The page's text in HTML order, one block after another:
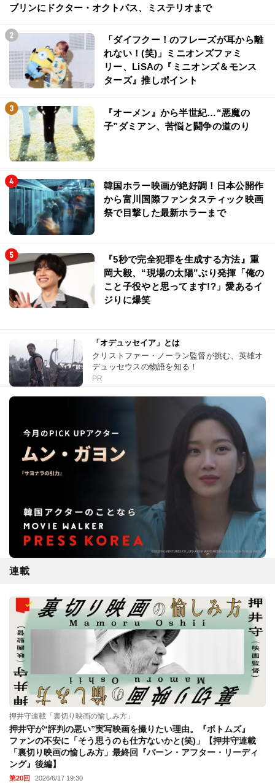
ブリンにドクター・オクトパス、ミステリオまで
「ダイフクー！のフレーズが耳から離
れない！(笑)」ミニオンズファミ
リー、LiSAの『ミニオンズ＆モンス
ターズ』推しポイント
『オーメン』から半世紀…“悪魔の
子”ダミアン、苦悩と闘争の道のり
韓国ホラー映画が絶好調！日本公開作
から富川国際ファンタスティック映画
祭で目撃した最新ホラーまで
『5秒で完全犯罪を生成する方法』重
岡大毅、“現場の太陽”ぶり発揮「俺の
こと子役やと思ってます!?」愛あるイ
ジりに爆笑
「オデュッセイア」とは
クリストファー・ノーラン監督が挑む、英雄オ
デュッセウスの物語を知る！
PR
連載
押井守連載「裏切り映画の愉しみ方」
押井守が“評判の悪い”実写映画を撮りたい理由。『ボトムズ』
ファンの不安に「そう思うのも仕方ないかと(笑)」【押井守連載
「裏切り映画の愉しみ方」最終回『バーン・アフター・リーディ
ング』後編】
第20回 2026/6/17 19:30